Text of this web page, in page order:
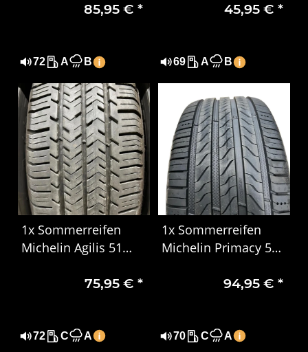
R16 91V XL EVc DOT
85,95 € *
72 A B
185/65 R15 88H DOT
45,95 €*
69 A B
1x Sommerreifen
Michelin Agilis 51
106/104T 6PR DOT
75,95 € *
72 C A
1x Sommerreifen
Michelin Primacy 5
94,95 €*
70 C A